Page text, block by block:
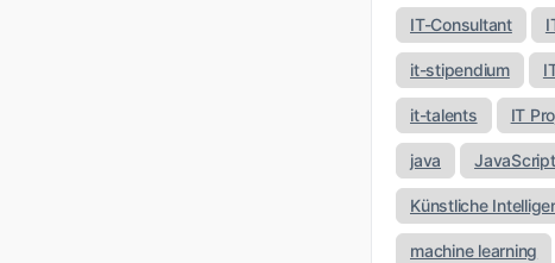
IT-Consultant
it-stipendium
it-talents IT
java JavaScript
Künstliche
machine learning